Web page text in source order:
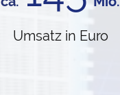
Umsatz in Euro